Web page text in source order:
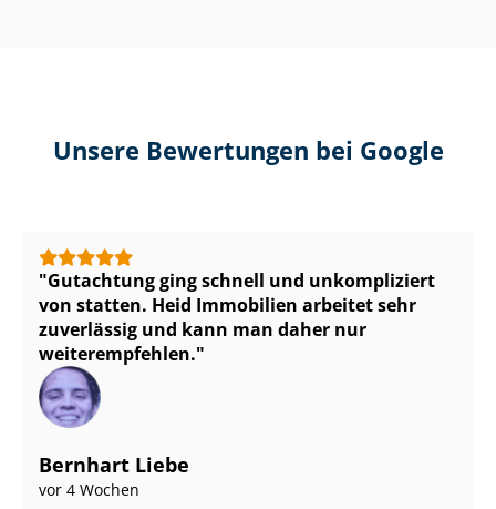
Unsere Bewertungen bei Google
Gutachtung ging schnell und unkompliziert
von statten. Heid Immobilien arbeitet sehr
zuverlässig und kann man daher nur
weiterempfehlen.
Bernhart Liebe
vor 4 Wochen